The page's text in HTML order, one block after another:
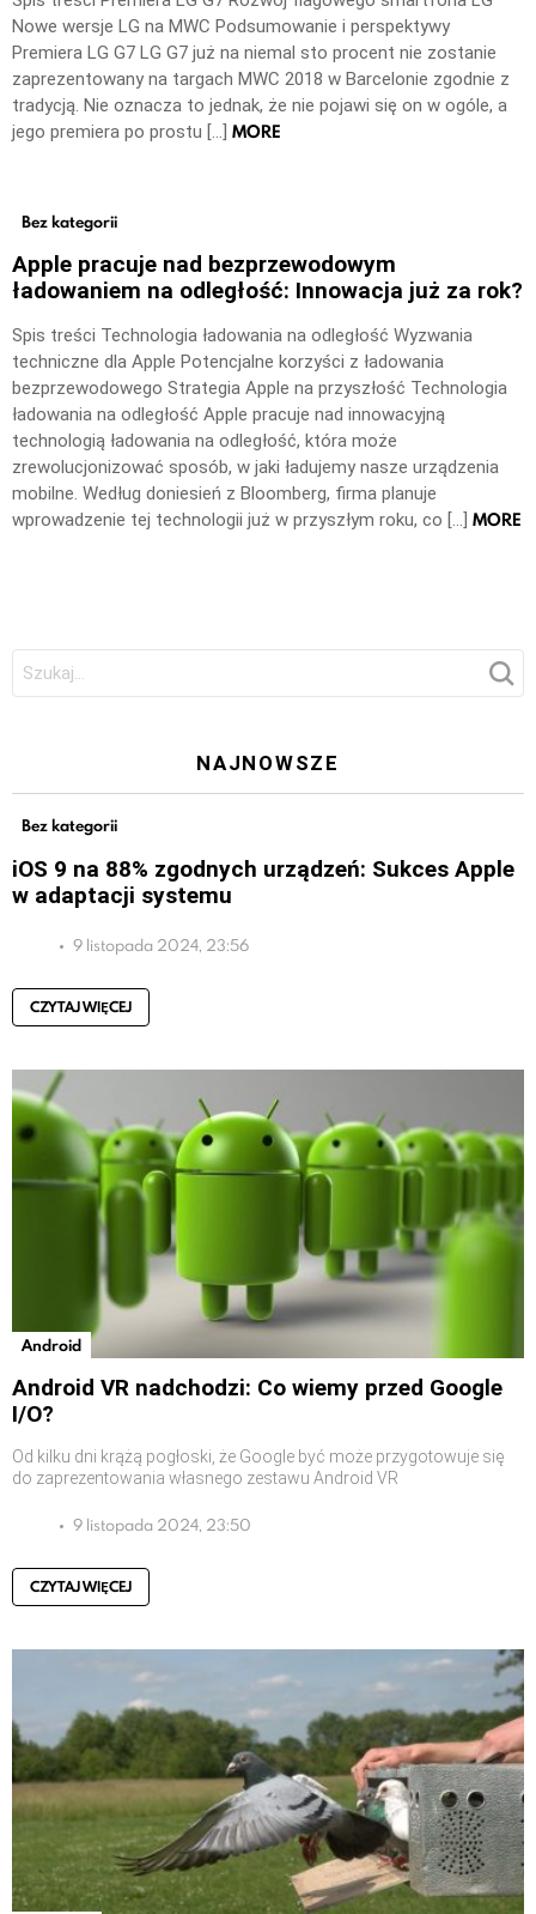
Nowe wersje LG na MWC Podsumowanie i perspektywy
Premiera LG G7 LG G7 już na niemal sto procent nie zostanie
zaprezentowany na targach MWC 2018 w Barcelonie zgodnie z
tradycją. Nie oznacza to jednak, że nie pojawi się on w ogóle, a
jego premiera po prostu […] MORE
Bez kategorii
Apple pracuje nad bezprzewodowym
ładowaniem na odległość: Innowacja już za rok?
Spis treści Technologia ładowania na odległość Wyzwania
techniczne dla Apple Potencjalne korzyści z ładowania
bezprzewodowego Strategia Apple na przyszłość Technologia
ładowania na odległość Apple pracuje nad innowacyjną
technologią ładowania na odległość, która może
zrewolucjonizować sposób, w jaki ładujemy nasze urządzenia
mobilne. Według doniesień z Bloomberg, firma planuje
wprowadzenie tej technologii już w przyszłym roku, co […] MORE
NAJNOWSZE
Bez kategorii
iOS 9 na 88% zgodnych urządzeń: Sukces Apple
w adaptacji systemu
9 listopada 2024, 23:56
CZYTAJ WIĘCEJ
Android
Android VR nadchodzi: Co wiemy przed Google
I/O?
Od kilku dni krążą pogłoski, że Google być może przygotowuje się
do zaprezentowania własnego zestawu Android VR
9 listopada 2024, 23:50
CZYTAJ WIĘCEJ